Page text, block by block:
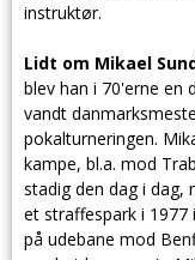
instruktør.
Lidt om Mikael
blev han i 70'erne en
vandt
pokalturneringen.
kampe, bl.a. mod
stadig den dag i
et straffespark i
på udebane mod